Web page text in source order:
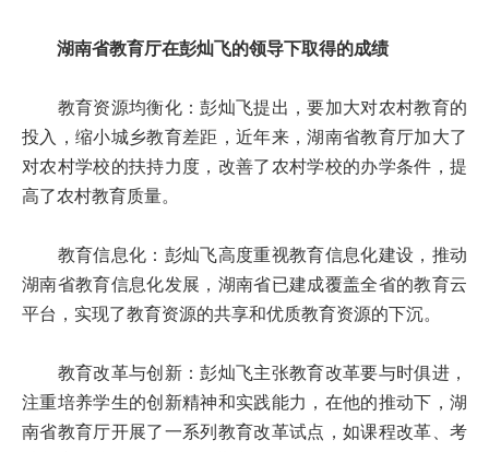
湖南省教育厅在彭灿飞的领导下取得的成绩
教育资源均衡化：彭灿飞提出，要加大对农村教育的
投入，缩小城乡教育差距，近年来，湖南省教育厅加大了
对农村学校的扶持力度，改善了农村学校的办学条件，提
高了农村教育质量。
教育信息化：彭灿飞高度重视教育信息化建设，推动
湖南省教育信息化发展，湖南省已建成覆盖全省的教育云
平台，实现了教育资源的共享和优质教育资源的下沉。
教育改革与创新：彭灿飞主张教育改革要与时俱进，
注重培养学生的创新精神和实践能力，在他的推动下，湖
南省教育厅开展了一系列教育改革试点，如课程改革、考